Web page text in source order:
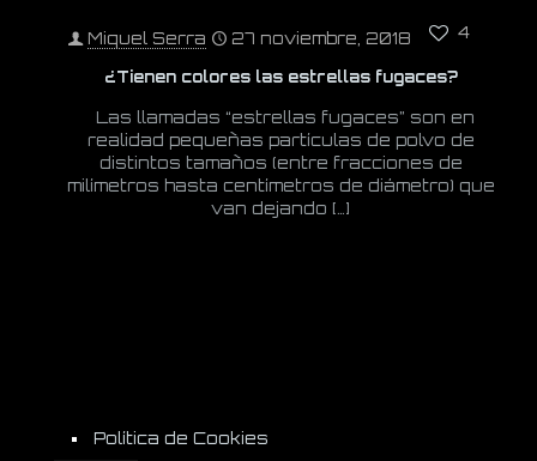
Miquel Serra 27 noviembre, 2018 4
¿Tienen colores las estrellas fugaces?
Las llamadas “estrellas fugaces” son en
realidad pequeñas partículas de polvo de
distintos tamaños (entre fracciones de
milímetros hasta centímetros de diámetro) que
van dejando […]
Política de Cookies